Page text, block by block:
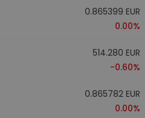
0.865399 EUR
0.00%
514.280 EUR
-0.60%
0.865782 EUR
0.00%